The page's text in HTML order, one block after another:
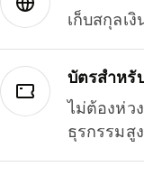
เก็บสกุลเ
บัตรสำหรั
ไม่ต้องห่ว
ธุรกรรมสู